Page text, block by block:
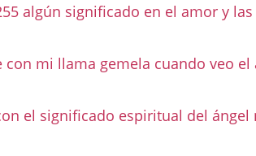
algún significado en el amor y las
mi llama gemela cuando veo el
el significado espiritual del ángel